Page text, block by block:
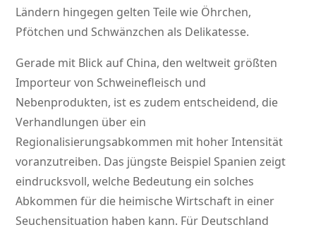
Ländern hingegen gelten Teile wie Öhrchen,
Pfötchen und Schwänzchen als Delikatesse.
Gerade mit Blick auf China, den weltweit größten
Importeur von Schweinefleisch und
Nebenprodukten, ist es zudem entscheidend, die
Verhandlungen über ein
Regionalisierungsabkommen mit hoher Intensität
voranzutreiben. Das jüngste Beispiel Spanien zeigt
eindrucksvoll, welche Bedeutung ein solches
Abkommen für die heimische Wirtschaft in einer
Seuchensituation haben kann. Für Deutschland